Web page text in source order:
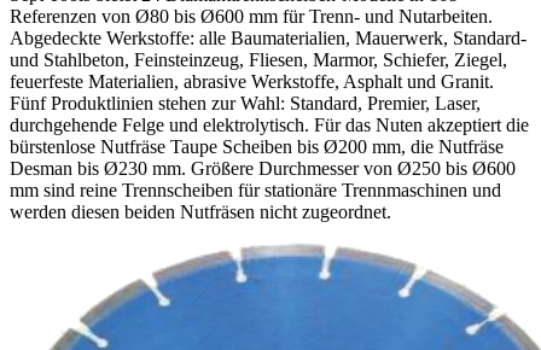
Referenzen von Ø80 bis Ø600 mm für Trenn- und Nutarbeiten.
Abgedeckte Werkstoffe: alle Baumaterialien, Mauerwerk, Standard-
und Stahlbeton, Feinsteinzeug, Fliesen, Marmor, Schiefer, Ziegel,
feuerfeste Materialien, abrasive Werkstoffe, Asphalt und Granit.
Fünf Produktlinien stehen zur Wahl: Standard, Premier, Laser,
durchgehende Felge und elektrolytisch. Für das Nuten akzeptiert die
bürstenlose Nutfräse Taupe Scheiben bis Ø200 mm, die Nutfräse
Desman bis Ø230 mm. Größere Durchmesser von Ø250 bis Ø600
mm sind reine Trennscheiben für stationäre Trennmaschinen und
werden diesen beiden Nutfräsen nicht zugeordnet.